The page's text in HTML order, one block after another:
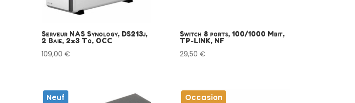
Serveur NAS Synology, DS213j,
2 Baie, 2×3 To, OCC
109,00 €
Switch 8 ports, 100/1000 Mbit,
TP-LINK, NF
29,50€
Neuf Occasion